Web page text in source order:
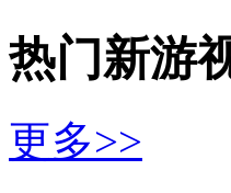
热门新游
更多>>